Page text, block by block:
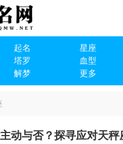
起名 星座
塔罗 血型
解梦 更多
动与否？探寻应对天秤